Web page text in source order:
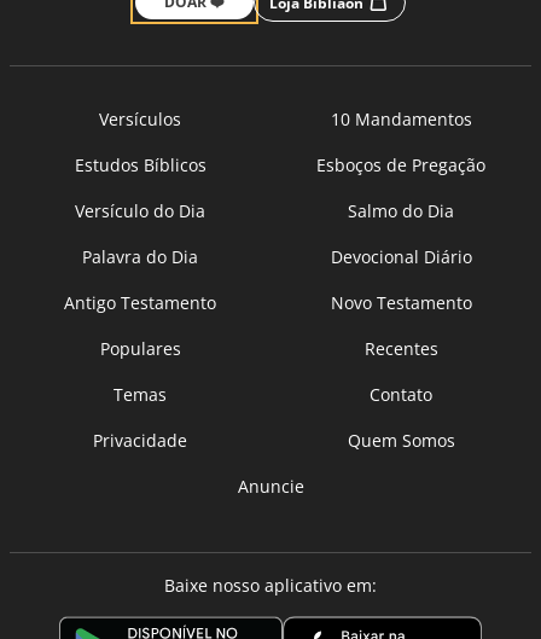
Versículos
10 Mandamentos
Estudos Bíblicos
Esboços de Pregação
Versículo do Dia
Salmo do Dia
Palavra do Dia
Devocional Diário
Antigo Testamento
Novo Testamento
Populares
Recentes
Temas
Contato
Privacidade
Quem Somos
Anuncie
Baixe nosso aplicativo em: